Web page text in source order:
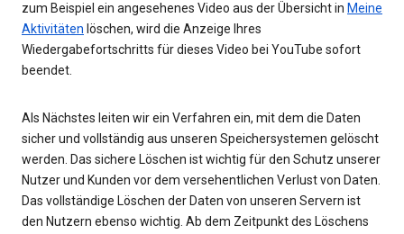
zum Beispiel ein angesehenes Video aus der Übersicht in Meine
Aktivitäten löschen, wird die Anzeige Ihres
Wiedergabefortschritts für dieses Video bei YouTube sofort
beendet.
Als Nächstes leiten wir ein Verfahren ein, mit dem die Daten
sicher und vollständig aus unseren Speichersystemen gelöscht
werden. Das sichere Löschen ist wichtig für den Schutz unserer
Nutzer und Kunden vor dem versehentlichen Verlust von Daten.
Das vollständige Löschen der Daten von unseren Servern ist
den Nutzern ebenso wichtig. Ab dem Zeitpunkt des Löschens